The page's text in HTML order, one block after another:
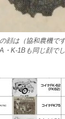
顔は（協和農機で
K-1Bも同じ顔でし